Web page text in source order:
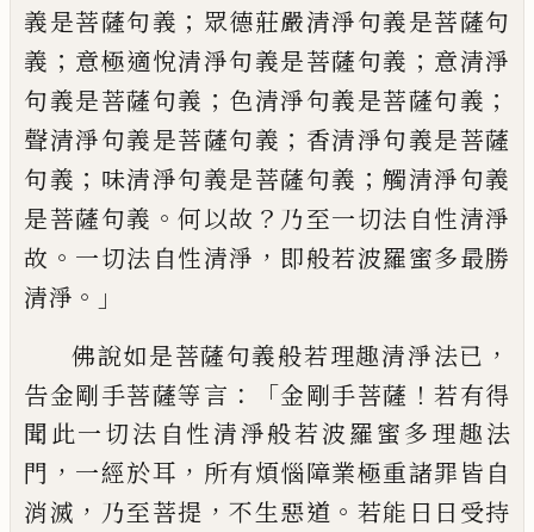
義是菩薩句義 ； 眾德莊嚴清淨句義是菩薩句
義 ； 意極適悅清淨句義是菩薩句義 ； 意清淨
句義是菩薩句義 ； 色清淨句義是菩薩句義 ；
聲清淨句義是菩薩句義 ； 香清淨句義是菩薩
句義 ； 味清淨句義是菩薩句義 ； 觸清淨句義
是菩薩句義 。 何以故 ？ 乃至一切法自性清淨
故 。 一切法自性清淨 ， 即般若波羅蜜多最勝
清淨 。」
佛說如是菩薩句義般若理趣清淨法已 ，
告金剛手菩薩等言 ： 「金剛手菩薩 ！ 若有得
聞此一切法自性清淨般若波羅蜜多理趣法
門 ， 一經於耳 ， 所有煩惱障業極重諸罪皆自
消滅 ， 乃至菩提 ， 不生惡道 。 若能日日受持